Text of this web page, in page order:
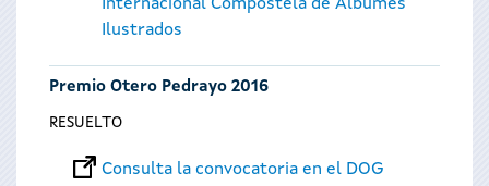
Internacional Compostela de Álbumes
Ilustrados
Premio Otero Pedrayo 2016
RESUELTO
Consulta la convocatoria en el DOG